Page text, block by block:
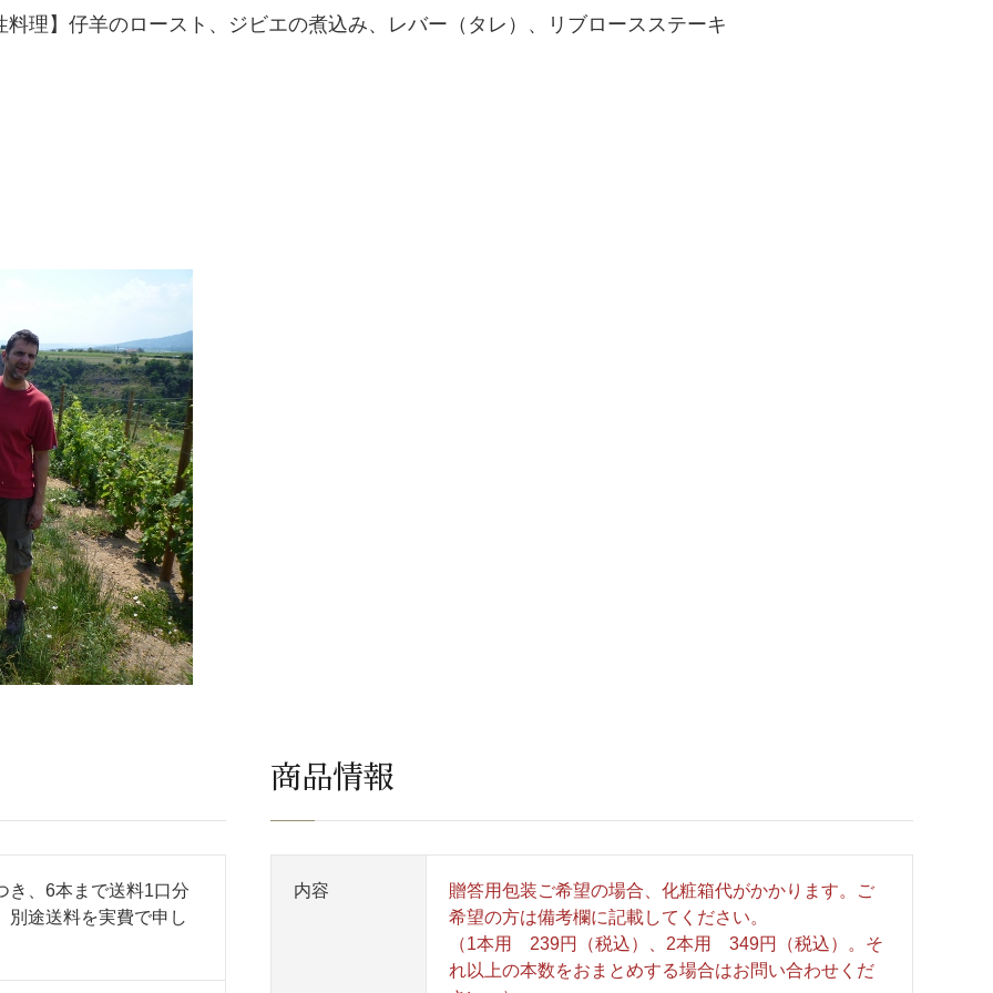
料理】仔羊のロースト、ジビエの煮込み、レバー（タレ）、リブロースステーキ
、6本まで送料1口分
途送料を実費で申し
商品情報
内容
贈答用包装ご希望の場合、化粧箱代がかかります。ご
希望の方は備考欄に記載してください。
（1本用 239円（税込）、2本用 349円（税込）。そ
れ以上の本数をおまとめする場合はお問い合わせくだ